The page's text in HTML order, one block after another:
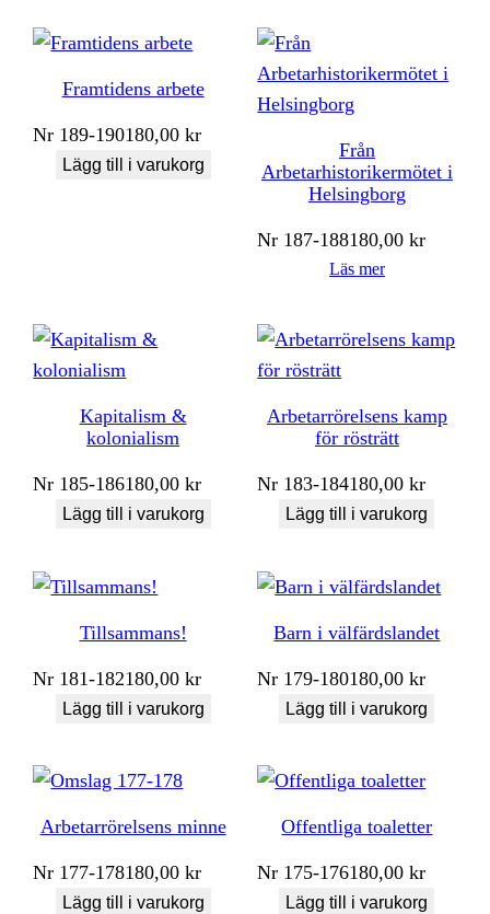
Framtidens arbete
Nr 189-190180,00kr
Lägg till i varukorg
Från
Arbetarhistorikermötet i
Helsingborg
Nr 187-188180,00kr
Läs mer
Kapitalism &
kolonialism
Nr 185-186180,00kr
Lägg till i varukorg
Arbetarrörelsens kamp
för rösträtt
Nr 183-184180,00kr
Lägg till i varukorg
Tillsammans!
Nr 181-182180,00kr
Lägg till i varukorg
Barn i välfärdslandet
Nr 179-180180,00kr
Lägg till i varukorg
Arbetarrörelsens minne
Nr 177-178180,00kr
Lägg till i varukorg
Offentliga toaletter
Nr 175-176180,00kr
Lägg till i varukorg